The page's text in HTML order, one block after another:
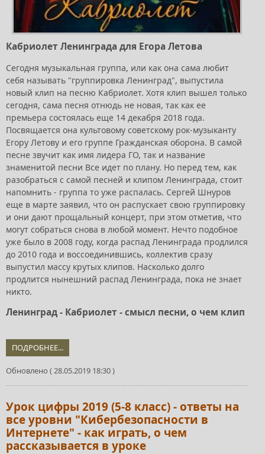
Кабриолет Ленинграда для Егора Летова
Сегодня музыкальная группа, или как она сама любит
себя называть "группировка Ленинград", выпустила
новый клип на песню Кабриолет. Хотя клип вышел только
сегодня, сама песня отнюдь не новая, так как ее
премьера состоялась еще 14 декабря 2018 года.
Посвящается она культовому советскому рок-музыканту
Егору Летову и его группе Гражданская оборона. В самой
песне звучит как имя лидера ГО, так и название
знаменитой песни Все идет по плану. Но перед тем, как
разобраться с самой песней и клипом Ленинграда, стоит
напомнить - группа то уже распалась. Сергей Шнуров
еще в марте заявил, что он распускает свою группировку
и они дают прощальный концерт, при этом отметив, что
могут собраться снова в любой момент. Нечто подобное
уже было в 2008 году, когда распад Ленинграда продлился
до 2010 года и воссоединившись, коллектив сразу
выпустил массу крутых клипов. Насколько долго
продлится нынешний распад Ленинграда, пока не знает
никто.
Ленинград - Кабриолет - смысл песни, о чем клип
ПОДРОБНЕЕ...
Обновлено ( 28.05.2019 18:30 )
Урок цифры 2019 (5-8 класс) - ответы на
все уровни "Кибербезопасности в
Интернете" - как играть, о чем
рассказывается в уроке